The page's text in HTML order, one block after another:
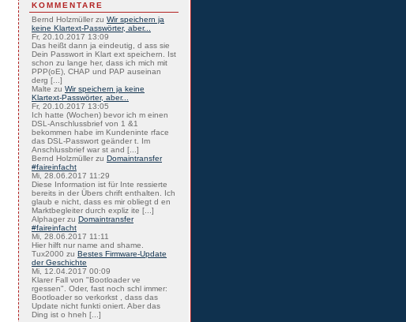
KOMMENTARE
Bernd Holzmüller zu Wir speichern ja
keine Klartext-Passwörter, aber...
Fr, 20.10.2017 13:09
Das heißt dann ja eindeutig, d ass sie
Dein Passwort in Klart ext speichern. Ist
schon zu lange her, dass ich mich mit
PPP(oE), CHAP und PAP auseinan
derg [...]
Malte zu Wir speichern ja keine
Klartext-Passwörter, aber...
Fr, 20.10.2017 13:05
Ich hatte (Wochen) bevor ich m einen
DSL-Anschlussbrief von 1 &1
bekommen habe im Kundeninte rface
das DSL-Passwort geänder t. Im
Anschlussbrief war st and [...]
Bernd Holzmüller zu Domaintransfer
#faireinfacht
Mi, 28.06.2017 11:29
Diese Information ist für Inte ressierte
bereits in der Übers chrift enthalten. Ich
glaub e nicht, dass es mir obliegt d en
Marktbegleiter durch expliz ite [...]
Alphager zu Domaintransfer
#faireinfacht
Mi, 28.06.2017 11:11
Hier hilft nur name and shame.
Tux2000 zu Bestes Firmware-Update
der Geschichte
Mi, 12.04.2017 00:09
Klarer Fall von "Bootloader ve
rgessen". Oder, fast noch schl immer:
Bootloader so verkorkst , dass das
Update nicht funkti oniert. Aber das
Ding ist o hneh [...]